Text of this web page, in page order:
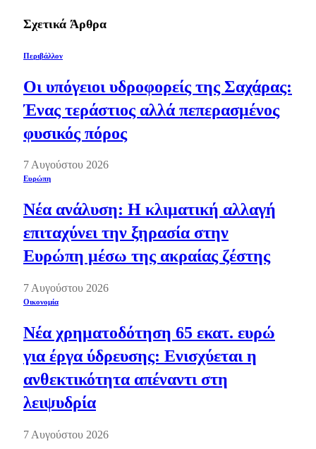
Σχετικά Άρθρα
Περιβάλλον
Οι υπόγειοι υδροφορείς της Σαχάρας:
Ένας τεράστιος αλλά πεπερασμένος
φυσικός πόρος
7 Αυγούστου 2026
Ευρώπη
Νέα ανάλυση: Η κλιματική αλλαγή
επιταχύνει την ξηρασία στην
Ευρώπη μέσω της ακραίας ζέστης
7 Αυγούστου 2026
Οικονομία
Νέα χρηματοδότηση 65 εκατ. ευρώ
για έργα ύδρευσης: Ενισχύεται η
ανθεκτικότητα απέναντι στη
λειψυδρία
7 Αυγούστου 2026